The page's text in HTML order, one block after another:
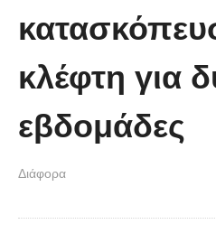
άτυχη μέρα στη
κλέφτη για
εβδομάδες
Διάφορα